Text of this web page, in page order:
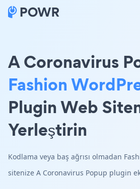
A Coronavirus
Fashion
Plugin Web
Yerleştirin
Kodlama veya baş ağrısı olmadan
sitenize A Coronavirus Popup plugin